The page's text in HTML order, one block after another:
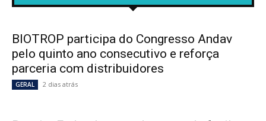
BIOTROP participa do Congresso Andav
pelo quinto ano consecutivo e reforça
parceria com distribuidores
GERAL 2 dias atrás